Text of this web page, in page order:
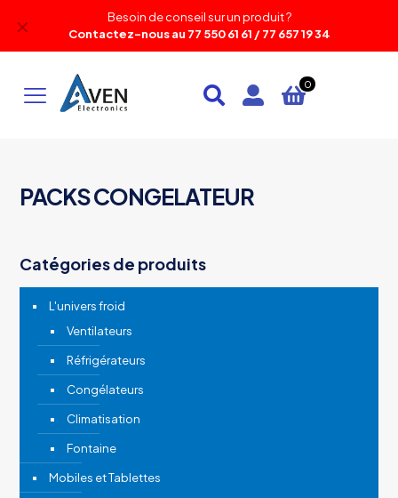
Besoin de conseil sur un produit ?
Contactez-nous au 77 550 61 61 / 77 657 19 34
✕
0
PACKS CONGELATEUR
Catégories de produits
L'univers froid
Ventilateurs
Réfrigérateurs
Congélateurs
Climatisation
Fontaine
Mobiles et Tablettes